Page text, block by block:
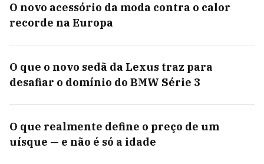
O novo acessório da moda contra o calor
recorde na Europa
O que o novo sedã da Lexus traz para
desafiar o domínio do BMW Série 3
O que realmente define o preço de um
uísque — e não é só a idade